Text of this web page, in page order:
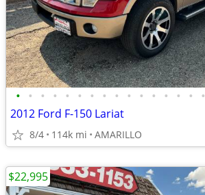
• • • • • • • • • • • • • • • •
2012 Ford F-150 Lariat
8/4 114k mi AMARILLO
$22,995